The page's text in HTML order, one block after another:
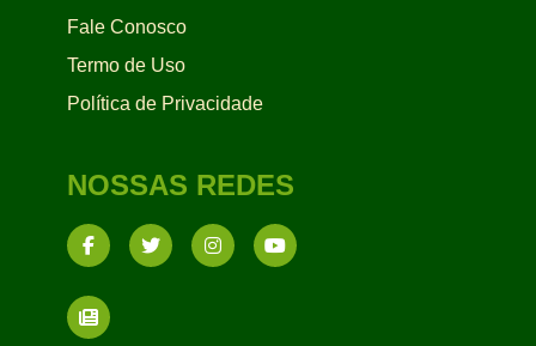
Fale Conosco
Termo de Uso
Política de Privacidade
NOSSAS REDES